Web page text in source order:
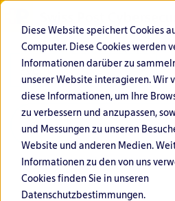
Diese Website speichert Cookies
Computer. Diese Cookies werden
Informationen darüber zu
unserer Website interagieren. Wir
diese Informationen, um Ihre
zu verbessern und anzupassen,
und Messungen zu unseren
Website und anderen Medien.
Informationen zu den von uns
Cookies finden Sie in unseren
Datenschutzbestimmungen.
Event